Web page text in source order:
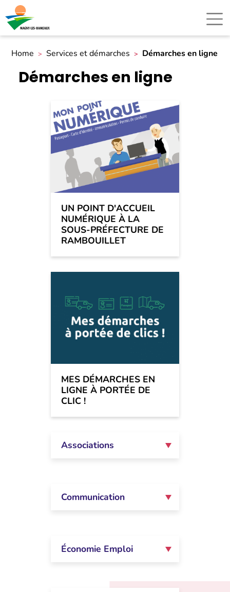
Home Services et démarches Démarches en ligne
Démarches en ligne
UN POINT D'ACCUEIL
NUMÉRIQUE À LA
SOUS-PRÉFECTURE DE
RAMBOUILLET
MES DÉMARCHES EN
LIGNE À PORTÉE DE
CLIC !
Associations
Communication
Économie Emploi